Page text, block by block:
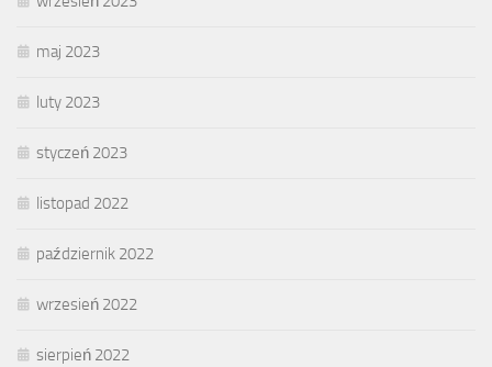
maj 2023
luty 2023
styczeń 2023
listopad 2022
październik 2022
wrzesień 2022
sierpień 2022